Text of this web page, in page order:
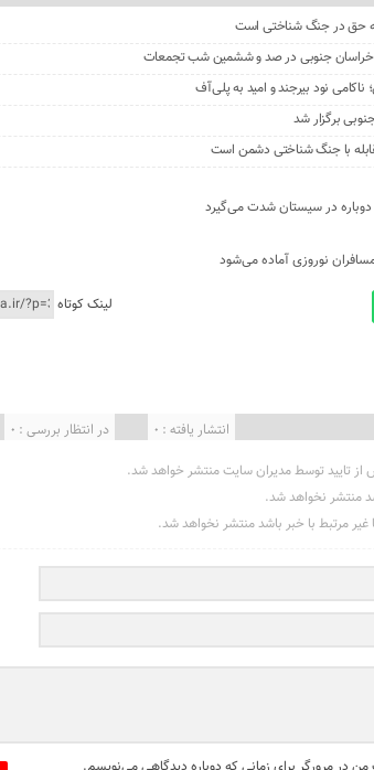
حق در جنگ شناختی است
خراسان جنوبی در صد و ششمین شب تجمعات
نود بیرجند و امید به پلی‌آف
برگزار شد
با جنگ شناختی دشمن است
نوروزی آماده می‌شود
لینک کوتاه
در انتظار بررسی : 0 انتشار یافته : 0
تایید توسط مدیران سایت منتشر خواهد شد.
منتشر نخواهد شد.
غیر مرتبط با خبر باشد منتشر نخواهد شد.